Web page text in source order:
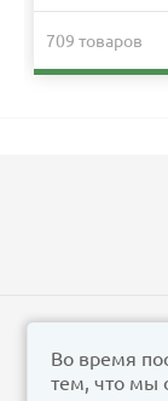
709 товаров
Во время
тем, что мы